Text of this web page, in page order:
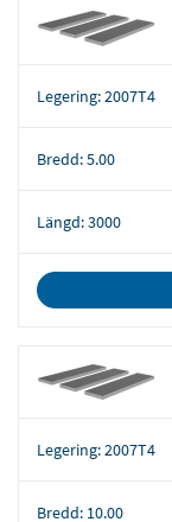
Legering:2007T4
Bredd:5.00
Längd:3000
Legering:2007T4
Bredd: 10.00